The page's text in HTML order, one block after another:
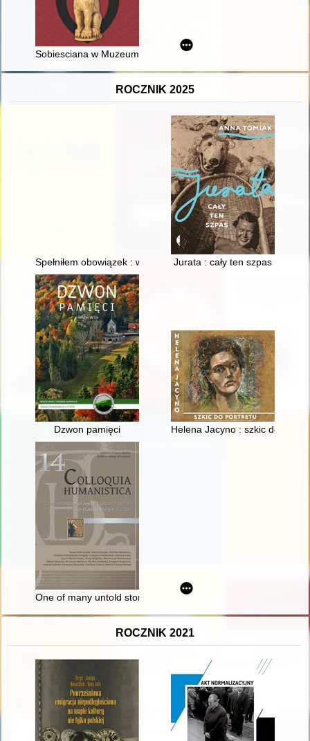
Sobiesciana w Muzeum w Tarnowskich Górach
ROCZNIK 2025
Spełniłem obowiązek : wspomnienia Stanisława
Jurata : cały ten szpas
Dzwon pamięci Helena Jacyno : szkic do
One of many untold stories of Jewish life in Polish lands
ROCZNIK 2021